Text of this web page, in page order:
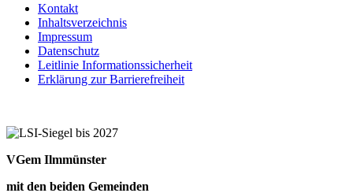
Kontakt
Inhaltsverzeichnis
Impressum
Datenschutz
Leitlinie Informationssicherheit
Erklärung zur Barrierefreiheit
VGem Ilmmünster
mit den beiden Gemeinden